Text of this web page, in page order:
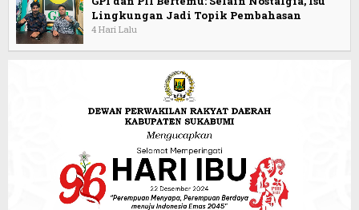
Lingkungan Jadi Topik Pembahasan
4 Hari Lalu